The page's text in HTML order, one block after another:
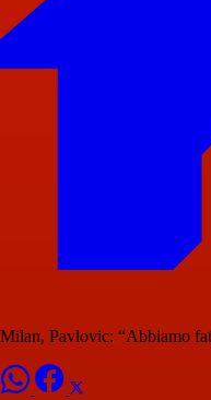
Milan, Pavlovic: “Abbiamo